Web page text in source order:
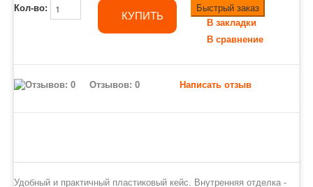
Кол-во:
КУПИТЬ
Быстрый заказ
В закладки
В сравнение
Отзывов: 0 Написать отзыв
Удобный и практичный пластиковый кейс. Внутренняя отделка -